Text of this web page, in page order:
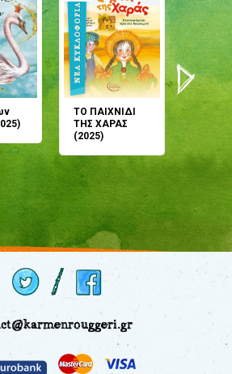
ΤΟ ΠΑΙΧΝΙΔΙ
ΤΗΣ ΧΑΡΑΣ
(2025)
μου;
(2024)